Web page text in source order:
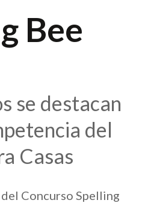
Bee
se destacan
del
Casas
Concurso Spelling